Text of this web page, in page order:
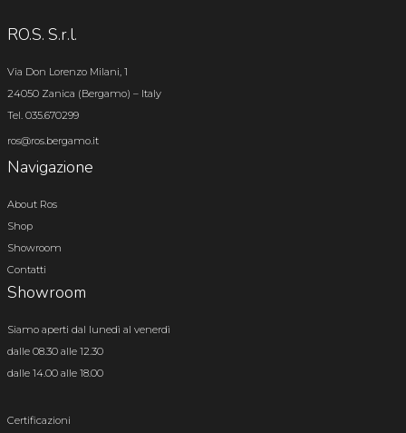
RO.S. S.r.l.
Via Don Lorenzo Milani, 1
24050 Zanica (Bergamo) – Italy
Tel. 035.670299
ros@ros.bergamo.it
Navigazione
About Ros
Shop
Showroom
Contatti
Showroom
Siamo aperti dal lunedì al venerdì
dalle 08.30 alle 12.30
dalle 14.00 alle 18.00
Certificazioni